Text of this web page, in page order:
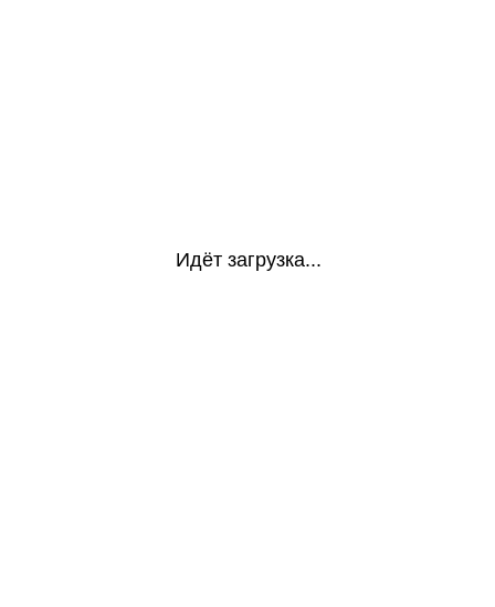
Идёт загрузка...